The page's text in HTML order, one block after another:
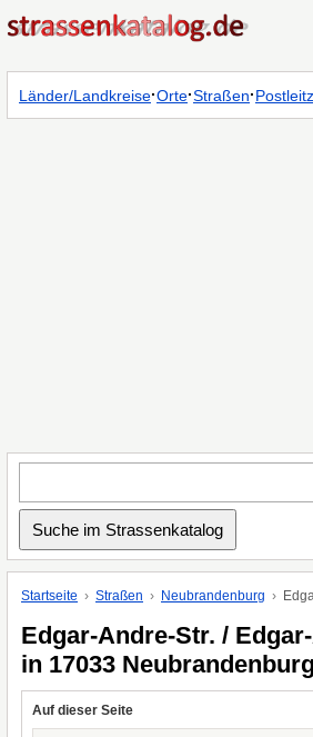
Länder/Landkreise·Orte·Straßen·
Startseite Straßen Neubrandenburg
Edgar-Andre-Str. /
in 17033 Neubrandenburg
Auf dieser Seite